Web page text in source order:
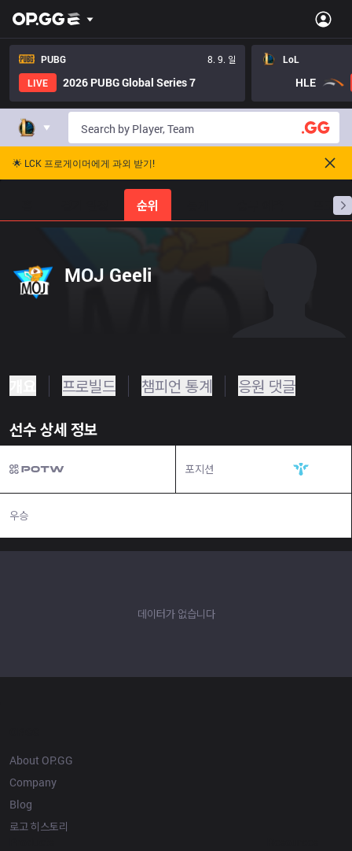
PUBG
8. 9. 일
LIVE
2026 PUBG Global Series 7
LoL
HLE
🌟 LCK 프로게이머에게 과외 받기!
순위 프로빌
MOJ Geeli
프로빌드 챔피언 통계 응원 댓글
선수 상세 정보
포지션
우승
데이터가 없습니다
About OP.GG
Company
Blog
로고 히스토리